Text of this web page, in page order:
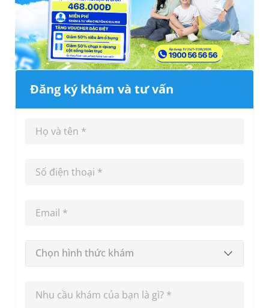
Đăng ký khám và tư vấn
Chọn hình thức khám